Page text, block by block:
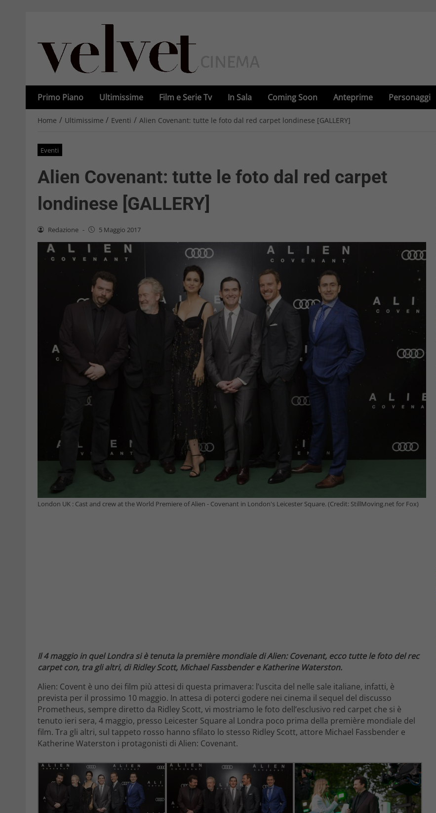
Primo Piano Ultimissime Film e Serie Tv In Sala Coming Soon Anteprime Personaggi
Home / Ultimissime / Eventi / Alien Covenant: tutte le foto dal red carpet londinese [GALLERY]
Eventi
Alien Covenant: tutte le foto dal red carpet
londinese [GALLERY]
Redazione - 5 Maggio 2017
London UK : Cast and crew at the World Premiere of Alien - Covenant in London's Leicester Square. (Credit: StillMoving.net for Fox)
Il 4 maggio in quel Londra si è tenuta la première mondiale di Alien: Covenant, ecco tutte le foto del rec
carpet con, tra gli altri, di Ridley Scott, Michael Fassbender e Katherine Waterston.
Alien: Covent è uno dei film più attesi di questa primavera: l’uscita del nelle sale italiane, infatti, è
prevista per il prossimo 10 maggio. In attesa di poterci godere nei cinema il sequel del discusso
Prometheus, sempre diretto da Ridley Scott, vi mostriamo le foto dell’esclusivo red carpet che si è
tenuto ieri sera, 4 maggio, presso Leicester Square al Londra poco prima della première mondiale del
film. Tra gli altri, sul tappeto rosso hanno sfilato lo stesso Ridley Scott, attore Michael Fassbender e
Katherine Waterston i protagonisti di Alien: Covenant.